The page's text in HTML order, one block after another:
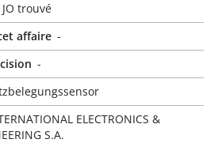
trouvé
affaire -
-
ELECTRONICS &
S.A.